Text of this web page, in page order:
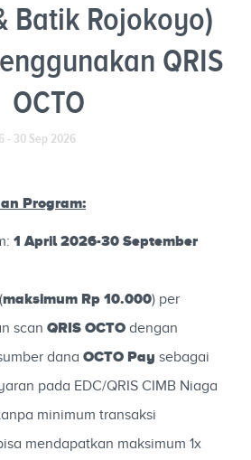
Batik Rojokoyo)
QRIS
OCTO
- 30 Sep 2026
Program:
1 April 2026-30 September
maksimum Rp 10.000) per
scan QRIS OCTO dengan
dana OCTO Pay sebagai
pada EDC/QRIS CIMB Niaga
minimum transaksi
mendapatkan maksimum 1x